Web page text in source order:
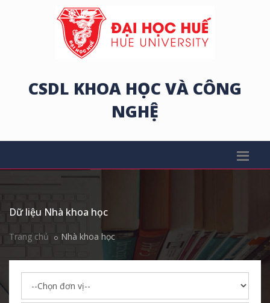
CSDL KHOA HỌC VÀ CÔNG
NGHỆ
Dữ liệu Nhà khoa học
Trang chủ Nhà khoa học